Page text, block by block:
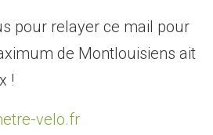
pour relayer ce mail pour
de Montlouisiens ait
!
velo.fr